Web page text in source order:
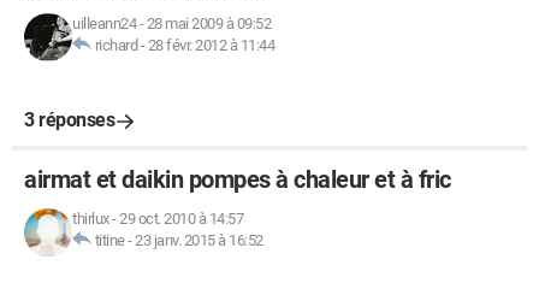
uilleann24-28 mai 2009 à 09:52
richard -28 févr. 2012 à 11:44
3 réponses
airmat et daikin pompes à chaleur et à fric
thirlux-29 oct. 2010 à 14:57
titine-23 janv. 2015 à 16:52